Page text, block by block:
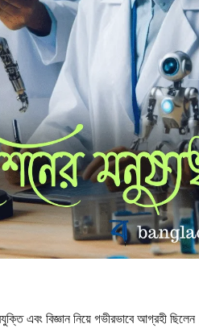
এবং বিজ্ঞান নিয়ে গভীরভাবে আগ্রহী